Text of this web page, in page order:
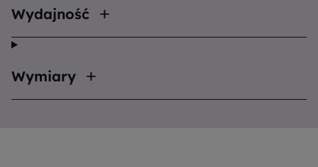
Wydajność
Wymiary